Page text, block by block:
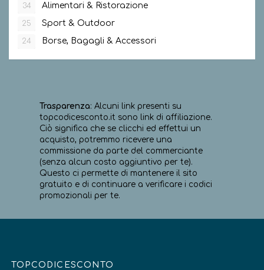
34 Alimentari & Ristorazione
25 Sport & Outdoor
24 Borse, Bagagli & Accessori
Trasparenza: Alcuni link presenti su
topcodicesconto.it sono link di affiliazione.
Ciò significa che se clicchi ed effettui un
acquisto, potremmo ricevere una
commissione da parte del commerciante
(senza alcun costo aggiuntivo per te).
Questo ci permette di mantenere il sito
gratuito e di continuare a verificare i codici
promozionali per te.
TOPCODICESCONTO